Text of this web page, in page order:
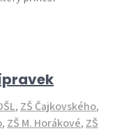
, ZŠ Čajkovského,
, ZŠ M. Horákové, ZŠ